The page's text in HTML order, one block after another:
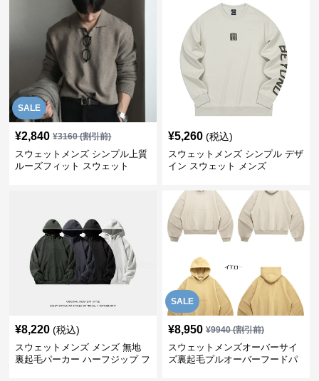
SALE
¥2,840 ¥3160(割引前)
スウェットメンズ シンプル上質
ルーズフィット スウェット
¥5,260 (税込)
スウェットメンズ シンプル デザ
イン スウェット メンズ
¥8,220 (税込)
スウェットメンズ メンズ 無地
裏起毛パーカー ハーフジップ フ
SALE
¥8,950 ¥9940(割引前)
スウェットメンズオーバーサイ
ズ裏起毛プルオーバーフードパ